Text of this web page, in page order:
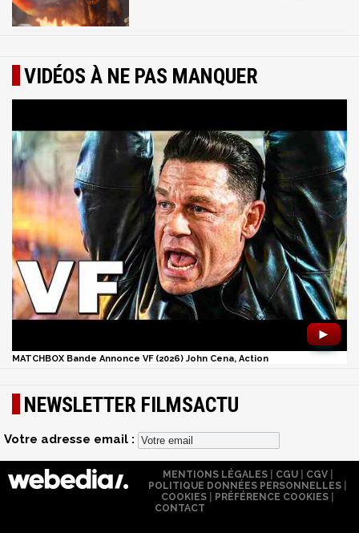
VIDÉOS À NE PAS MANQUER
►
MATCHBOX Bande Annonce VF (2026) John Cena, Action
NEWSLETTER FILMSACTU
Votre adresse email :
MENTIONS LÉGALES| CGU| CGV|
POLITIQUE DONNÉES PERSONNELLES
COOKIES
PRÉFÉRENCE COOKIES
CONTACT